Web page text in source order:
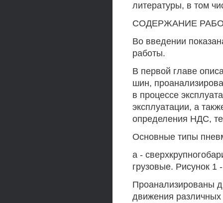
литературы, в том
СОДЕРЖАНИЕ
Во введении
работы.
В первой главе
шин,
в процессе
эксплуатации, а
определения НДС,
Основные типы
а -
грузовые. Рисунок 1
Проанализированы
движения различных